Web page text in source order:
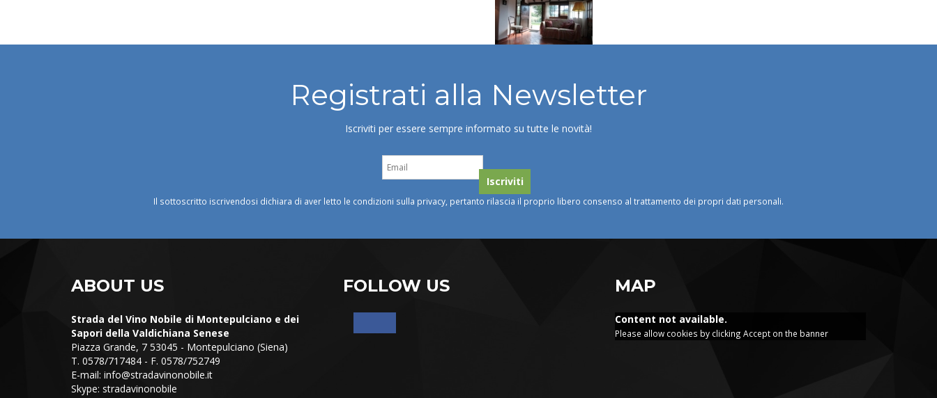
Registrati alla Newsletter
Iscriviti per essere sempre informato su tutte le novità!
Il sottoscritto iscrivendosi dichiara di aver letto le condizioni sulla privacy, pertanto rilascia il proprio libero consenso al trattamento dei propri dati personali.
ABOUT US
Strada del Vino Nobile di Montepulciano e dei
Sapori della Valdichiana Senese
Piazza Grande, 7 53045 - Montepulciano (Siena)
T. 0578/717484 - F. 0578/752749
E-mail: info@stradavinonobile.it
Skype: stradavinonobile
FOLLOW US MAP
Content not available.
Please allow cookies by clicking Accept on the banner